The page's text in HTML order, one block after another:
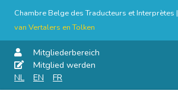
Chambre Belge des Traducteurs et Interprètes |
van Vertalers en Tolken
Mitgliederbereich
Mitglied werden
NL
EN FR